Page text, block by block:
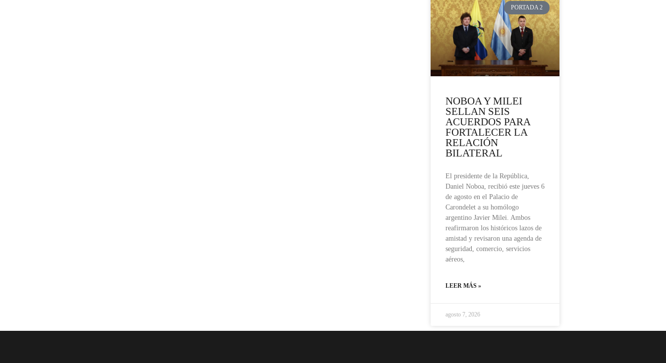
PORTADA 2
NOBOA Y MILEI
SELLAN SEIS
ACUERDOS PARA
FORTALECER LA
RELACIÓN
BILATERAL
El presidente de la República,
Daniel Noboa, recibió este jueves 6
de agosto en el Palacio de
Carondelet a su homólogo
argentino Javier Milei. Ambos
reafirmaron los históricos lazos de
amistad y revisaron una agenda de
seguridad, comercio, servicios
aéreos,
LEER MÁS »
agosto 7, 2026